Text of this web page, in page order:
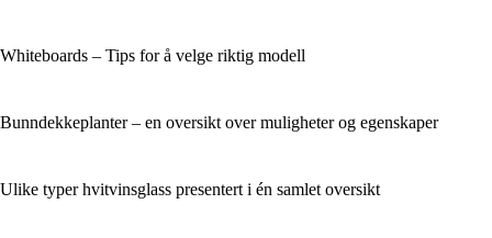
Whiteboards – Tips for å velge riktig modell
Bunndekkeplanter – en oversikt over muligheter og egenskaper
Ulike typer hvitvinsglass presentert i én samlet oversikt